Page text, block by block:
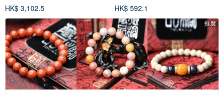
HK$ 3,102.5
HK$ 592.1
推廣